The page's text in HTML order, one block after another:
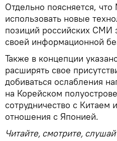
Отдельно поясняется, что
использовать новые
позиций российских СМИ
своей информационной
Также в концепции
расширять свое
добиваться ослабления
на Корейском
сотрудничество с Китаем
отношения с Японией.
Читайте, смотрите,